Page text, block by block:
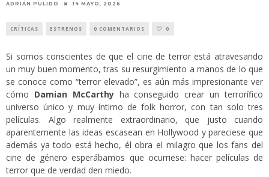
ADRIÁN PULIDO 14 MAYO, 2026
CRÍTICAS ESTRENOS 0 COMENTARIOS 0
Si somos conscientes de que el cine de terror está atravesando
un muy buen momento, tras su resurgimiento a manos de lo que
se conoce como “terror elevado”, es aún más impresionante ver
cómo Damian McCarthyha conseguido crear un terrorífico
universo único y muy íntimo de folk horror, con tan solo tres
películas. Algo realmente extraordinario, que justo cuando
aparentemente las ideas escasean en Hollywood y pareciese que
además ya todo está hecho, él obra el milagro que los fans del
cine de género esperábamos que ocurriese: hacer películas de
terror que de verdad den miedo.